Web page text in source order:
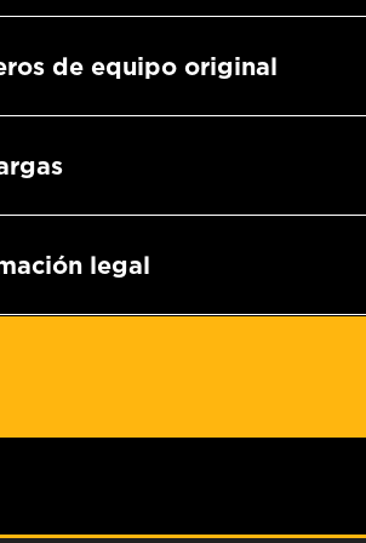
de equipo original
legal